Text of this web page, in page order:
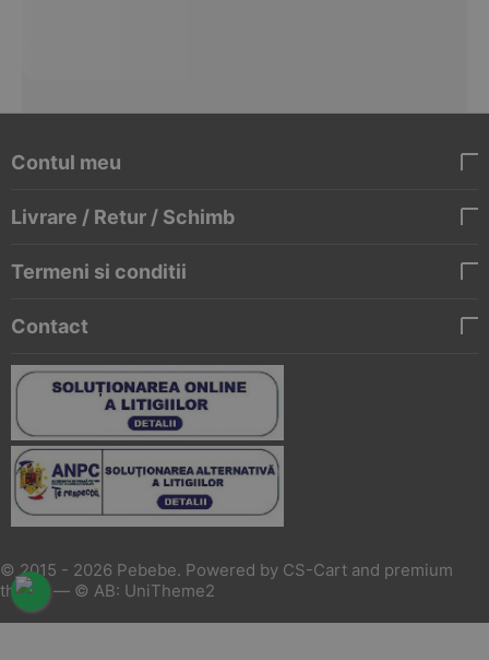
Contul meu
Livrare / Retur / Schimb
Termeni si conditii
Contact
© 2015 - 2026 Pebebe. Powered by CS-Cart and premium
theme — © AB: UniTheme2